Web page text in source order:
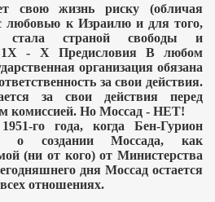
свою жизнь риску (обличая
любовью к Израилю и для того,
страной свободы и
1Х - Х Предисловия В любом
организация обязана
за свои действия.
за свои действия перед
комиссией. Но Моссад - НЕТ!
го года, когда Бен-Гурион
о создании Моссада, как
(ни от кого) от Министерства
дня Моссад остается
отношениях.